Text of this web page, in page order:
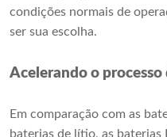
condições normais de
ser sua escolha.
Acelerando o
Em comparação com as
baterias de lítio, as baterias